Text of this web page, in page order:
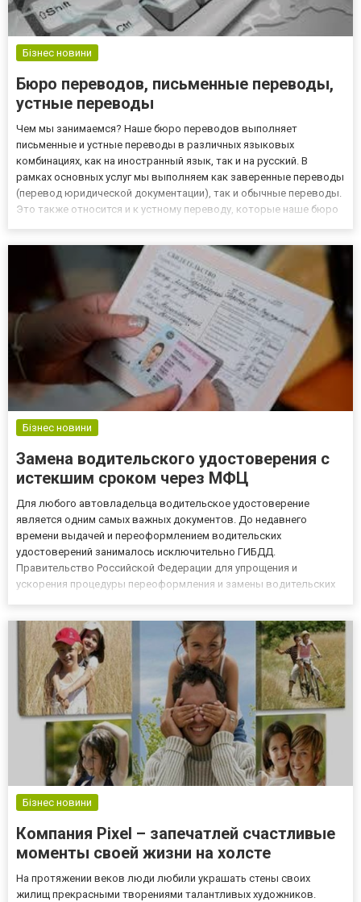
Бізнес новини
Бюро переводов, письменные переводы,
устные переводы
Чем мы занимаемся? Наше бюро переводов выполняет
письменные и устные переводы в различных языковых
комбинациях, как на иностранный язык, так и на русский. В
рамках основных услуг мы выполняем как заверенные переводы
(перевод юридической документации), так и обычные переводы.
Это также относится и к устному переводу, которые наше бюро
помогаем? Наша деяте...
Бізнес новини
Замена водительского удостоверения с
истекшим сроком через МФЦ
Для любого автовладельца водительское удостоверение
является одним самых важных документов. До недавнего
времени выдачей и переоформлением водительских
удостоверений занималось исключительно ГИБДД.
Правительство Российской Федерации для упрощения и
ускорения процедуры переоформления и замены водительских
отделении ГИБДД, а и в Многофункциональн...
Бізнес новини
Компания Pixel – запечатлей счастливые
моменты своей жизни на холсте
На протяжении веков люди любили украшать стены своих
жилищ прекрасными творениями талантливых художников.